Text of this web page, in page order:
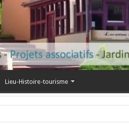
Lieu-Histoire-tourisme